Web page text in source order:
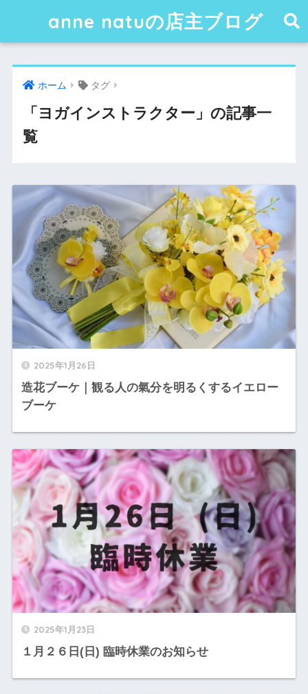
anne natuの店主ブログ
ホーム タグ
「ヨガインストラクター」の記事一
覧
2025年1月26日
造花ブーケ｜観る人の氣分を明るくするイエロー
ブーケ
2025年1月23日
１月２６日(日) 臨時休業のお知らせ